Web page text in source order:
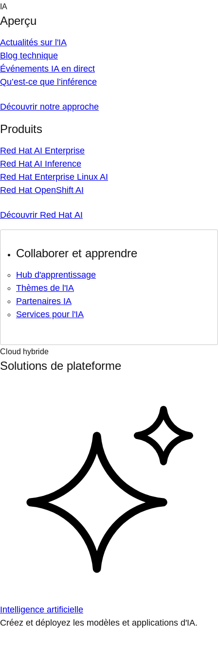
Skip
content
IA
Aperçu
Actualités sur l'IA
Blog technique
Événements IA en direct
Qu’est-ce que l’inférence
Découvrir notre approche
Produits
Red Hat AI Enterprise
Red Hat AI Inference
Red Hat Enterprise Linux AI
Red Hat OpenShift AI
Découvrir Red Hat AI
Collaborer et apprendre
Hub d'apprentissage
Thèmes de l'IA
Partenaires IA
Services pour l'IA
Cloud hybride
Solutions de plateforme
Intelligence artificielle
Créez et déployez les modèles et applications d'IA.